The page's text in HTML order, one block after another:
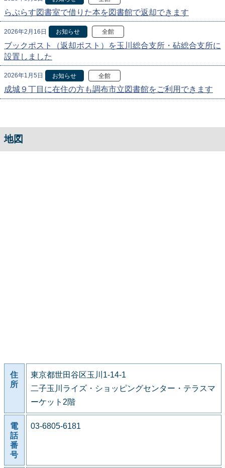
らぷらす図書室で借りた本を図書館で返却できます
2026年2月16日 お知らせ 全館
ブックポスト（返却ポスト）を玉川総合支所・砧総合支所に
設置しました
2026年1月5日 お知らせ 全館
成城９丁目に在住の方も調布市立図書館をご利用できます
地図
住
所
東京都世田谷区玉川1-14-1
二子玉川ライズ・ショッピングセンター・テラスマ
ーケット2階
電
話
番
号
03-6805-6181